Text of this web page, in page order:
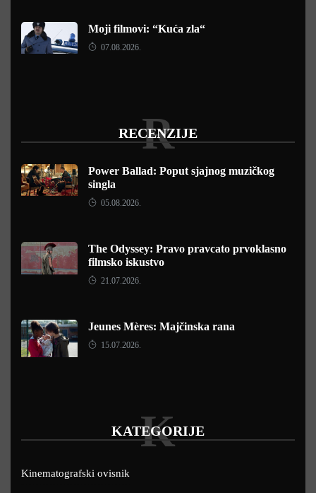
Moji filmovi: “Kuća zla“
07.08.2026.
RECENZIJE
R
Power Ballad: Poput sjajnog muzičkog
singla
05.08.2026.
The Odyssey: Pravo pravcato prvoklasno
filmsko iskustvo
21.07.2026.
Jeunes Mères: Majčinska rana
15.07.2026.
KATEGORIJE
K
Kinematografski ovisnik